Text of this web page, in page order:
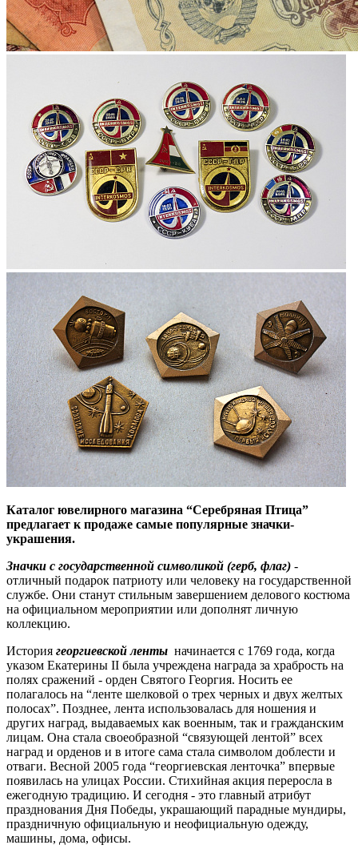
Каталог ювелирного магазина “Серебряная Птица”
предлагает к продаже самые популярные значки-
украшения.
Значки с государственной символикой (герб, флаг) -
отличный подарок патриоту или человеку на государственной
службе. Они станут стильным завершением делового костюма
на официальном мероприятии или дополнят личную
коллекцию.
История георгиевской ленты начинается с 1769 года, когда
указом Екатерины II была учреждена награда за храбрость на
полях сражений - орден Святого Георгия. Носить ее
полагалось на “ленте шелковой о трех черных и двух желтых
полосах”. Позднее, лента использовалась для ношения и
других наград, выдаваемых как военным, так и гражданским
лицам. Она стала своеобразной “связующей лентой” всех
наград и орденов и в итоге сама стала символом доблести и
отваги. Весной 2005 года “георгиевская ленточка” впервые
появилась на улицах России. Стихийная акция переросла в
ежегодную традицию. И сегодня - это главный атрибут
празднования Дня Победы, украшающий парадные мундиры,
праздничную официальную и неофициальную одежду,
машины, дома, офисы.